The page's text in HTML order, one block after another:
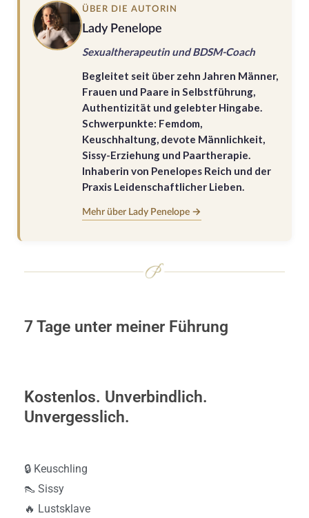
ÜBER DIE AUTORIN
Lady Penelope
Sexualtherapeutin und BDSM-Coach
Begleitet seit über zehn Jahren Männer,
Frauen und Paare in Selbstführung,
Authentizität und gelebter Hingabe.
Schwerpunkte: Femdom,
Keuschhaltung, devote Männlichkeit,
Sissy-Erziehung und Paartherapie.
Inhaberin von Penelopes Reich und der
Praxis Leidenschaftlicher Lieben.
Mehr über Lady Penelope →
7 Tage unter meiner Führung
Kostenlos. Unverbindlich.
Unvergesslich.
🔒 Keuschling
👠 Sissy
🔥 Lustsklave